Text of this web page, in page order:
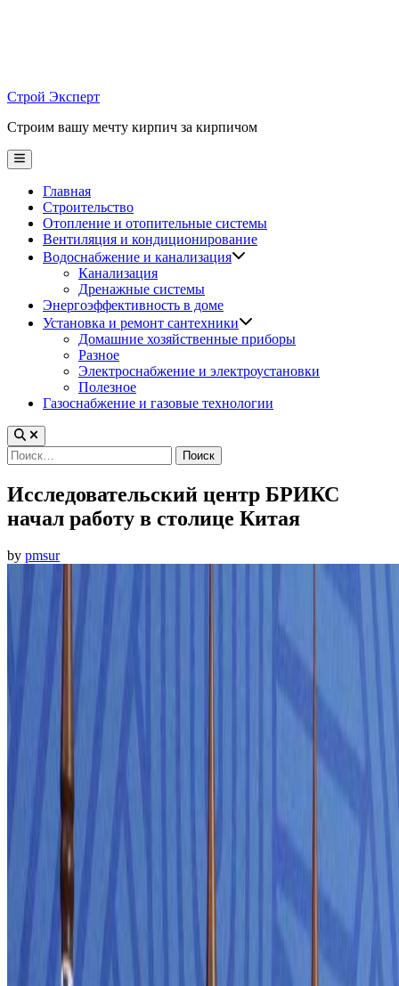
Строй Эксперт
Строим вашу мечту кирпич за кирпичом
Main
Menu
Главная
Строительство
Отопление и отопительные системы
Вентиляция и кондиционирование
Водоснабжение и канализация
Канализация
Дренажные системы
Энергоэффективность в доме
Установка и ремонт сантехники
Домашние хозяйственные приборы
Разное
Электроснабжение и электроустановки
Полезное
Газоснабжение и газовые технологии
Найти:
Исследовательский центр БРИКС
начал работу в столице Китая
by pmsur